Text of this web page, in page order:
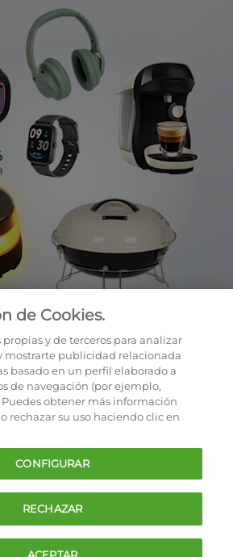
Cookies
de privacidad
condiciones de la oferta
Contacto
FAQ
de Cookies.
y de terceros para analizar
mostrarte publicidad relacionada
basado en un perfil elaborado a
de navegación (por ejemplo,
obtener más información
rechazar su uso haciendo clic en
CONFIGURAR
RECHAZAR